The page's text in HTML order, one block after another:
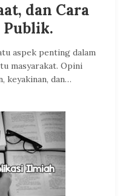
dan Cara
aspek penting dalam
masyarakat. Opini
keyakinan, dan…